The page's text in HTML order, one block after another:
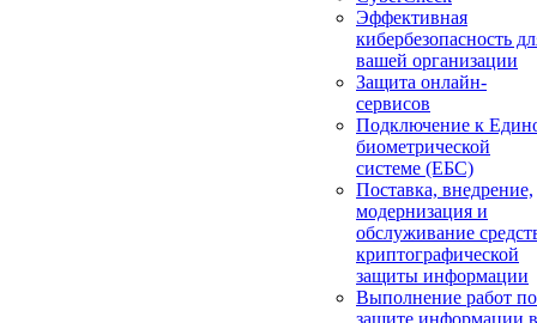
Эффективная
кибербезопасность
вашей организации
Защита онлайн-
сервисов
Подключение к
биометрической
системе (ЕБС)
Поставка, внедрение,
модернизация и
обслуживание
криптографической
защиты информации
Выполнение работ по
защите информации в